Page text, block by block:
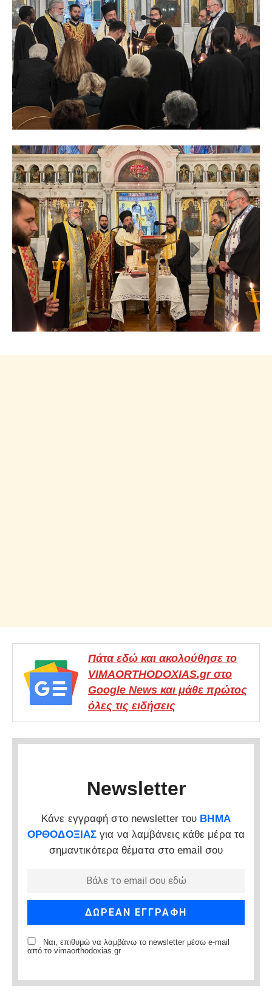
Πάτα εδώ και ακολούθησε το
VIMAORTHODOXIAS.gr στο
Google News και μάθε πρώτος
όλες τις ειδήσεις
Newsletter
Κάνε εγγραφή στο newsletter του ΒΗΜΑ
ΟΡΘΟΔΟΞΙΑΣ για να λαμβάνεις κάθε μέρα τα
σημαντικότερα θέματα στο email σου
Ναι, επιθυμώ να λαμβάνω το newsletter μέσω e-mail
από το vimaorthodoxias.gr